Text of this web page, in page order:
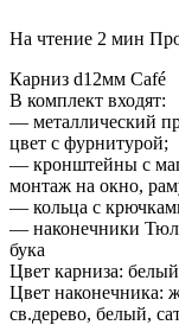
На чтение 2 мин
Карниз d12мм Café
В комплект входят:
— металлический
цвет с фурнитурой;
— кронштейны с
монтаж на окно,
— кольца с
— наконечники
бука
Цвет карниза:
Цвет наконечника:
св.дерево, белый,